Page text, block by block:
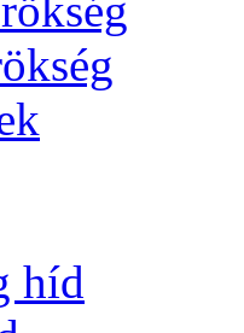
híd